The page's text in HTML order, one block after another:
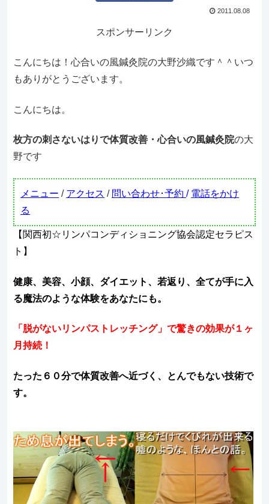
2011.08.08
スポンサーリンク
こんにちは！心合いの風鍼灸院の大野沙織です＾＾いつ
もありがとうございます。
こんにちは。
枚方の刺さないはりで体質改善・心合いの風鍼灸院の大
野です
メニュー / アクセス / 問い合わせ･予約/ 電話をかけ
る
【関西初☆リンパコンディショニング協会認定セラピス
ト】
健康、美容、小顔、ダイエット、若返り、全てが手に入
る魔法のような体験をあなたにも。
「脱がないリンパストレッチング」で驚きの効果が１ヶ
月持続！
たった６０分で体質改善へ近づく、とんでもない技術で
す。